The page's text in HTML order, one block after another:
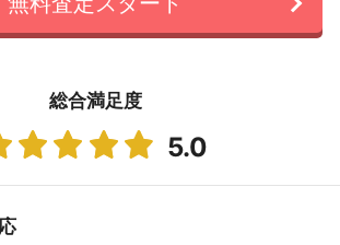
総合満足度
5.0